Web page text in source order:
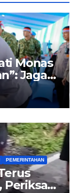
Monas
Jaga
PEMERINTAHAN
Periksa